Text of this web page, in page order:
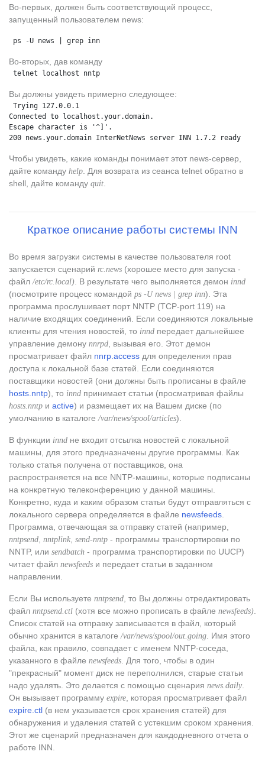
Во-первых, должен быть соответствующий процесс,
запущенный пользователем news:
ps -U news | grep inn
Во-вторых, дав команду
telnet localhost nntp
Вы должны увидеть примерно следующее:
Trying 127.0.0.1
Connected to localhost.your.domain.
Escape character is '^]'.
200 news.your.domain InterNetNews server INN 1.7.2 ready
Чтобы увидеть, какие команды понимает этот news-сервер,
дайте команду help . Для возврата из сеанса telnet обратно в
shell, дайте команду quit
Краткое описание работы системы INN
Во время загрузки системы в качестве пользователя root
запускается сценарий rc.news (хорошее место для запуска -
файл /etc/rc.local) . В результате чего выполняется демон innd
(посмотрите процесс командой ps -U news | grep inn). Эта
программа прослушивает порт NNTP (TCP-port 119) на
наличие входящих соединений. Если соединяются локальные
клиенты для чтения новостей, то innd передает дальнейшее
управление демону nnrpd , вызывая его. Этот демон
просматривает файл nnrp.access для определения прав
доступа к локальной базе статей. Если соединяются
поставщики новостей (они должны быть прописаны в файле
hosts.nntp), то innd принимает статьи (просматривая файлы
hosts.nntp и active) и размещает их на Вашем диске (по
умолчанию в каталоге /var/news/spool/articles).
В функции innd не входит отсылка новостей с локальной
машины, для этого предназначены другие программы. Как
только статья получена от поставщиков, она
распространяется на все NNTP-машины, которые подписаны
на конкретную телеконференцию у данной машины.
Конкретно, куда и каким образом статьи будут отправляться с
локального сервера определяется в файле newsfeeds
Программа, отвечающая за отправку статей (например,
nntpsend nntplink send-nntp - программы транспортировки по
NNTP, или sendbatch - программа транспортировки по UUCP)
читает файл newsfeeds и передает статьи в заданном
направлении.
Если Вы используете nntpsend , то Вы должны отредактировать
файл nntpsend.ctl (хотя все можно прописать в файле newsfeeds)
Список статей на отправку записывается в файл, который
обычно хранится в каталоге /var/news/spool/out.going . Имя этого
файла, как правило, совпадает с именем NNTP-соседа,
указанного в файле newsfeeds . Для того, чтобы в один
"прекрасный" момент диск не переполнился, старые статьи
надо удалять. Это делается с помощью сценария news.daily
Он вызывает программу expire , которая просматривает файл
expire.ctl (в нем указывается срок хранения статей) для
обнаружения и удаления статей с устекшим сроком хранения.
Этот же сценарий предназначен для каждодневного отчета о
работе INN.